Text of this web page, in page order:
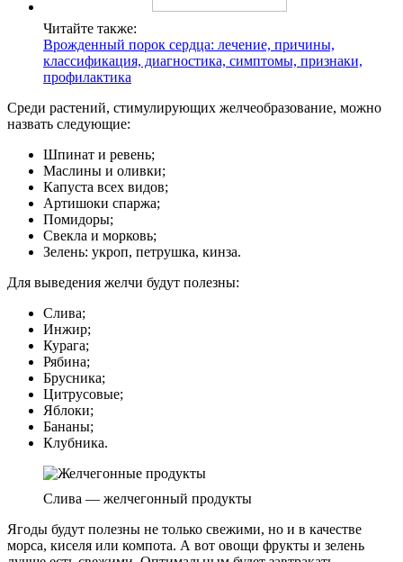
Читайте также:
Врожденный порок сердца: лечение, причины,
классификация, диагностика, симптомы, признаки,
профилактика
Среди растений, стимулирующих желчеобразование, можно
назвать следующие:
Шпинат и ревень;
Маслины и оливки;
Капуста всех видов;
Артишоки спаржа;
Помидоры;
Свекла и морковь;
Зелень: укроп, петрушка, кинза.
Для выведения желчи будут полезны:
Слива;
Инжир;
Курага;
Рябина;
Брусника;
Цитрусовые;
Яблоки;
Бананы;
Клубника.
Слива — желчегонный продукты
Ягоды будут полезны не только свежими, но и в качестве
морса, киселя или компота. А вот овощи фрукты и зелень